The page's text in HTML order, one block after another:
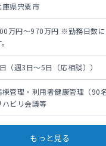
庫県宍粟市
万円～970万円 ※勤務日数に
（週3日～5日（応相談））
棟管理・利用者健康管理（90
ハビリ会議等
もっと見る